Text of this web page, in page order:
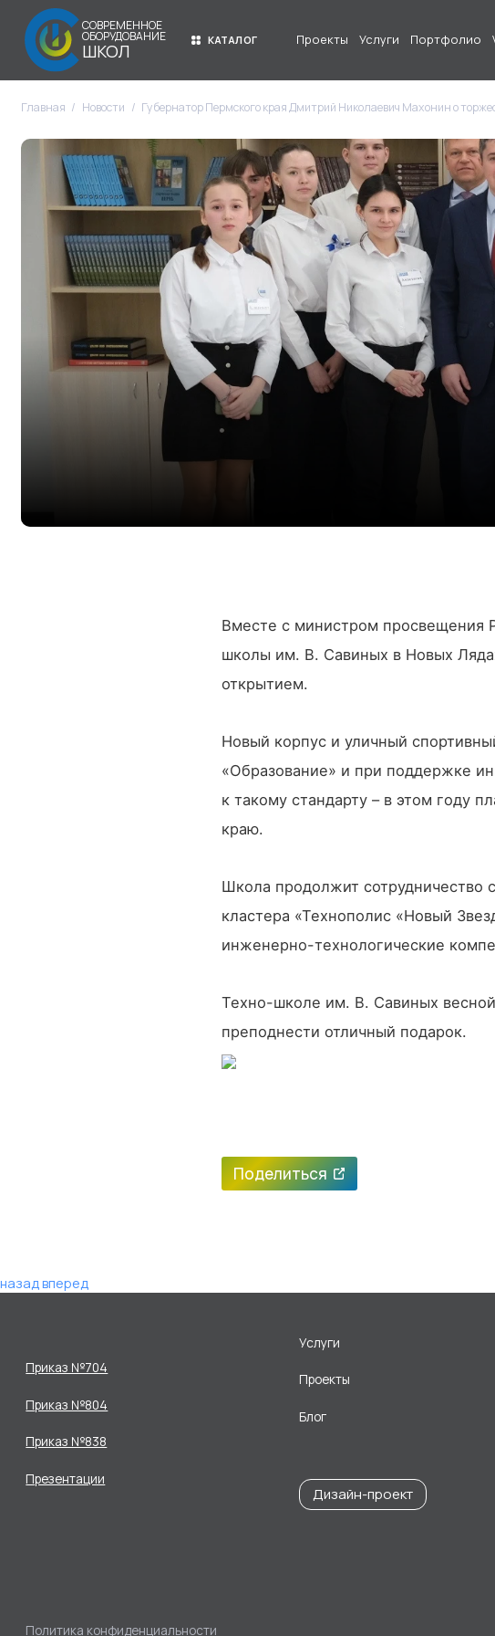
СОВРЕМЕННОЕ
ОБОРУДОВАНИЕ
ШКОЛ КАТАЛОГ Проекты Услуги Портфолио
Главная Новости Губернатор Пермского края Дмитрий Николаевич Махонин о
Вместе с министром просвещения
школы им. В. Савиных в Новых
открытием.
Новый корпус и уличный
«Образование» и при поддержке
к такому стандарту – в этом году
краю.
Школа продолжит сотрудничество
кластера «Технополис «Новый
инженерно-технологические
Техно-школе им. В. Савиных
преподнести отличный подарок.
Поделиться
назадвперед
Приказ №704
Приказ №804
Приказ №838
Презентации
Услуги
Проекты
Блог
Дизайн-проект
Политика конфиденциальности